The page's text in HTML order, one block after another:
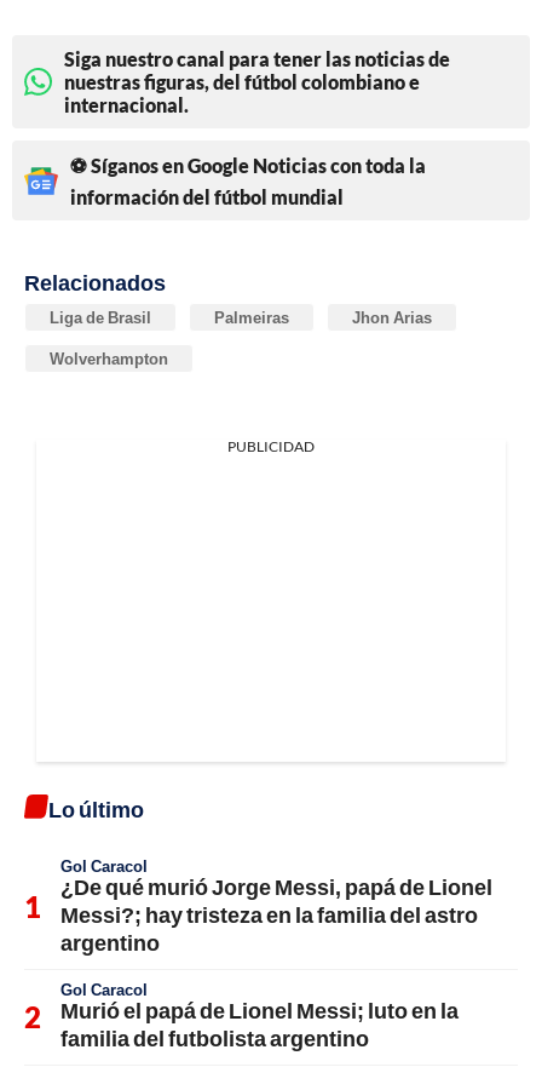
Siga nuestro canal para tener las noticias de
nuestras figuras, del fútbol colombiano e
internacional.
⚽ Síganos en Google Noticias con toda la
información del fútbol mundial
Relacionados
Liga de Brasil Palmeiras Jhon Arias
Wolverhampton
PUBLICIDAD
Lo último
Gol Caracol
¿De qué murió Jorge Messi, papá de Lionel
Messi?; hay tristeza en la familia del astro
argentino
Gol Caracol
Murió el papá de Lionel Messi; luto en la
familia del futbolista argentino